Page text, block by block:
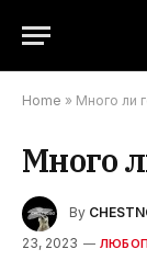
Home » Много ли
Много
By
23, 2023